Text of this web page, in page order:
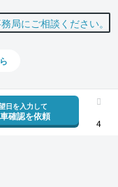
日を入力して
確認を依頼
4